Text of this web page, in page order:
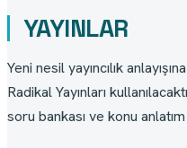
YAYINLAR
Yeni nesil yayıncılık
Radikal Yayınları
soru bankası ve konu